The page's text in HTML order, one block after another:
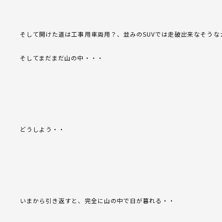
そして開けた道は工事用車両用？、並みのSUVでは走破出来なそうな
そしてまだまだ山の中・・・
どうしよう・・
いまから引き返すと、完全に山の中で日が暮れる・・